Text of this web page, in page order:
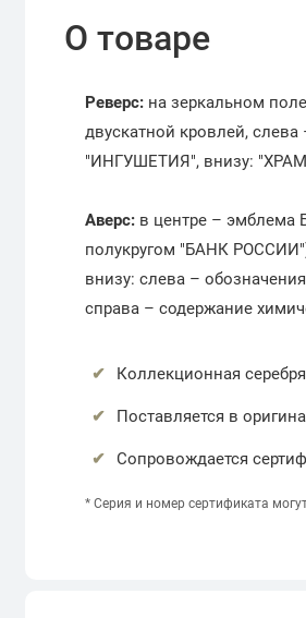
О товаре
Реверс:на зеркальном
двускатной кровлей,
"ИНГУШЕТИЯ", внизу:
Аверс:в центре – эмблема
полукругом "БАНК
внизу: слева –
справа – содержание
Коллекционная
Поставляется в
Сопровождается
* Серия и номер сертификата